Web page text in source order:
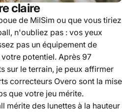
claire
de MilSim ou que vous tiriez
n'oubliez pas : vos yeux
pas un équipement de
potentiel. Après 97
sur le terrain, je peux affirmer
correcteurs Overo sont la mise
que votre jeu mérite.
mérite des lunettes à la hauteur